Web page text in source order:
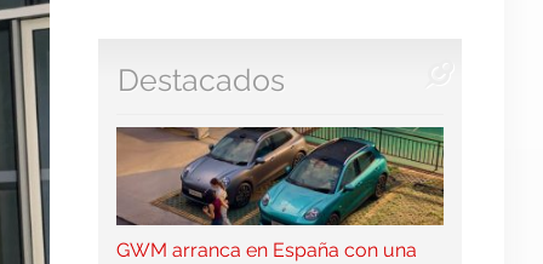
Destacados
GWM arranca en España con una